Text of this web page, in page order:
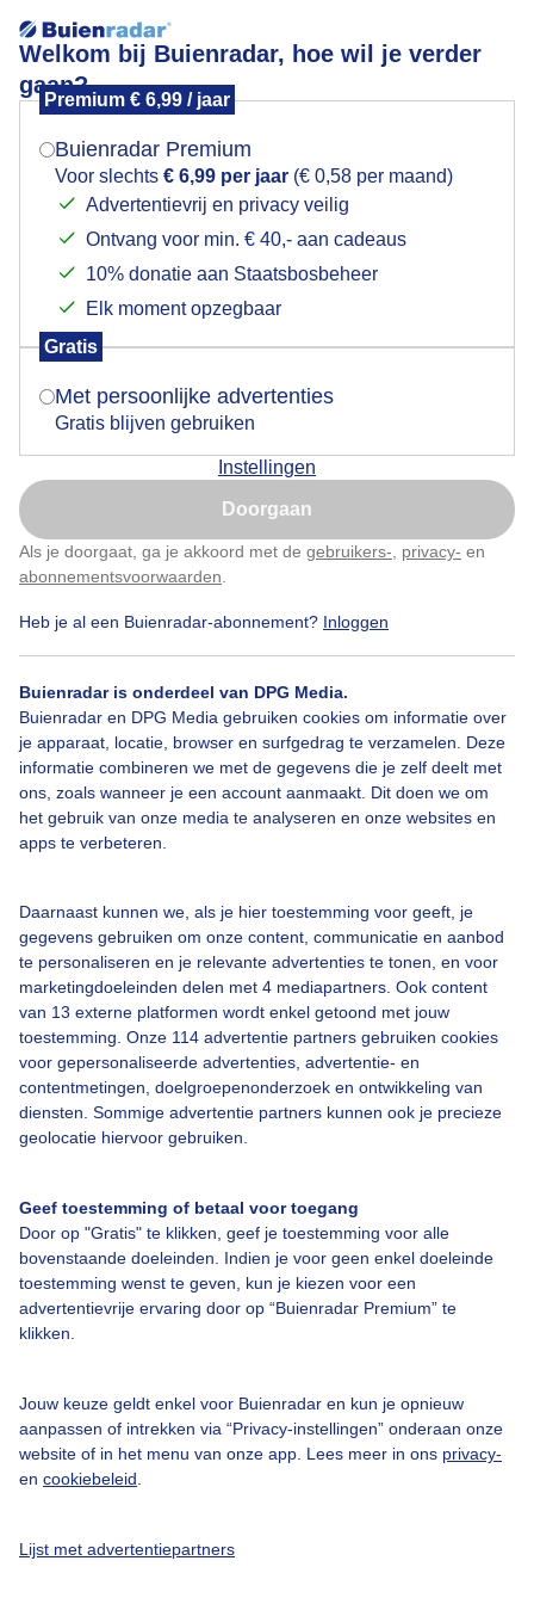
Welkom bij Buienradar, hoe wil je verder
gaan?
Premium € 6,99 / jaar
Buienradar Premium
Voor slechts € 6,99 per jaar (€ 0,58 per maand)
Advertentievrij en privacy veilig
Ontvang voor min. € 40,- aan cadeaus
10% donatie aan Staatsbosbeheer
Elk moment opzegbaar
Gratis
Met persoonlijke advertenties
Gratis blijven gebruiken
Instellingen
Doorgaan
Als je doorgaat, ga je akkoord met de gebruikers- privacy- en
abonnementsvoorwaarden
Heb je al een Buienradar-abonnement? Inloggen
Buienradar is onderdeel van DPG Media.
Buienradar en DPG Media gebruiken cookies om informatie over
je apparaat, locatie, browser en surfgedrag te verzamelen. Deze
informatie combineren we met de gegevens die je zelf deelt met
ons, zoals wanneer je een account aanmaakt. Dit doen we om
het gebruik van onze media te analyseren en onze websites en
apps te verbeteren.
Daarnaast kunnen we, als je hier toestemming voor geeft, je
gegevens gebruiken om onze content, communicatie en aanbod
te personaliseren en je relevante advertenties te tonen, en voor
marketingdoeleinden delen met 4 mediapartners. Ook content
van 13 externe platformen wordt enkel getoond met jouw
toestemming. Onze 114 advertentie partners gebruiken cookies
voor gepersonaliseerde advertenties, advertentie- en
contentmetingen, doelgroepenonderzoek en ontwikkeling van
diensten. Sommige advertentie partners kunnen ook je precieze
geolocatie hiervoor gebruiken.
Geef toestemming of betaal voor toegang
Door op "Gratis" te klikken, geef je toestemming voor alle
bovenstaande doeleinden. Indien je voor geen enkel doeleinde
toestemming wenst te geven, kun je kiezen voor een
advertentievrije ervaring door op “Buienradar Premium” te
klikken.
Jouw keuze geldt enkel voor Buienradar en kun je opnieuw
aanpassen of intrekken via “Privacy-instellingen” onderaan onze
website of in het menu van onze app. Lees meer in ons privacy-
en cookiebeleid
Lijst met advertentiepartners
Sneeuwpop met spierballen
sneeuwval!
Sneeuw Sneeuwpop #sneeuwpret
Een moment geduld aub...
Over Buienradar
Bedrijfsgegevens
Veelgestelde vragen
Toegankelijkheid
Buienradar Team
Mogen we je locatie gebruiken voor het
Indien je hier nog geen akkoord op hebt gegeven,
verschijnt er zo een pop-up uit je browser waarin
Is goed, toon de popup
Nu niet, misschien later
Klik hierom dit aan te passen